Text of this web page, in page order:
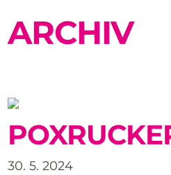
ARCHIV
30. 5. 2024